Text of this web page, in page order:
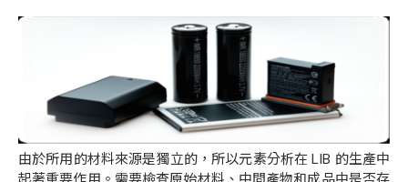
由於所用的材料來源是獨立的，所以元素分析在 LIB 的生產中